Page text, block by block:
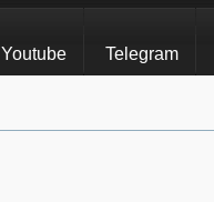
Youtube Telegram